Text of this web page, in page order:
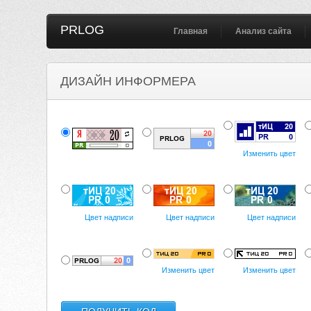
PRLOG Главная Анализ сайта
ДИЗАЙН ИНФОРМЕРА
Изменить цвет
Цвет надписи Цвет надписи Цвет надписи
Изменить цвет Изменить цвет